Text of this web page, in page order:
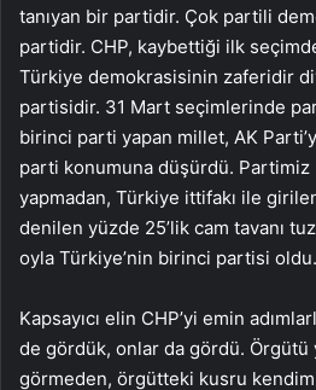
tanıyan bir partidir. Çok partili
partidir. CHP, kaybettiği ilk
Türkiye demokrasisinin zaferidir
partisidir. 31 Mart seçimlerinde
birinci parti yapan millet, AK
parti konumuna düşürdü.
yapmadan, Türkiye ittifakı ile
denilen yüzde 25’lik cam tavanı
oyla Türkiye’nin birinci partisi oldu.
Kapsayıcı elin CHP’yi emin
de gördük, onlar da gördü. Örgütü
görmeden, örgütteki kusru